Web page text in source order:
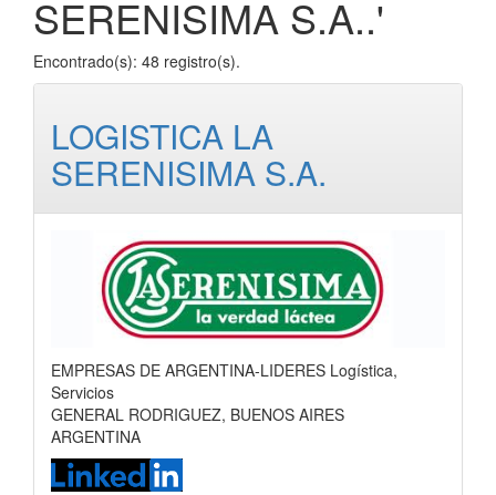
SERENISIMA S.A..'
Encontrado(s): 48 registro(s).
LOGISTICA LA
SERENISIMA S.A.
EMPRESAS DE ARGENTINA-LIDERES Logística,
Servicios
GENERAL RODRIGUEZ, BUENOS AIRES
ARGENTINA